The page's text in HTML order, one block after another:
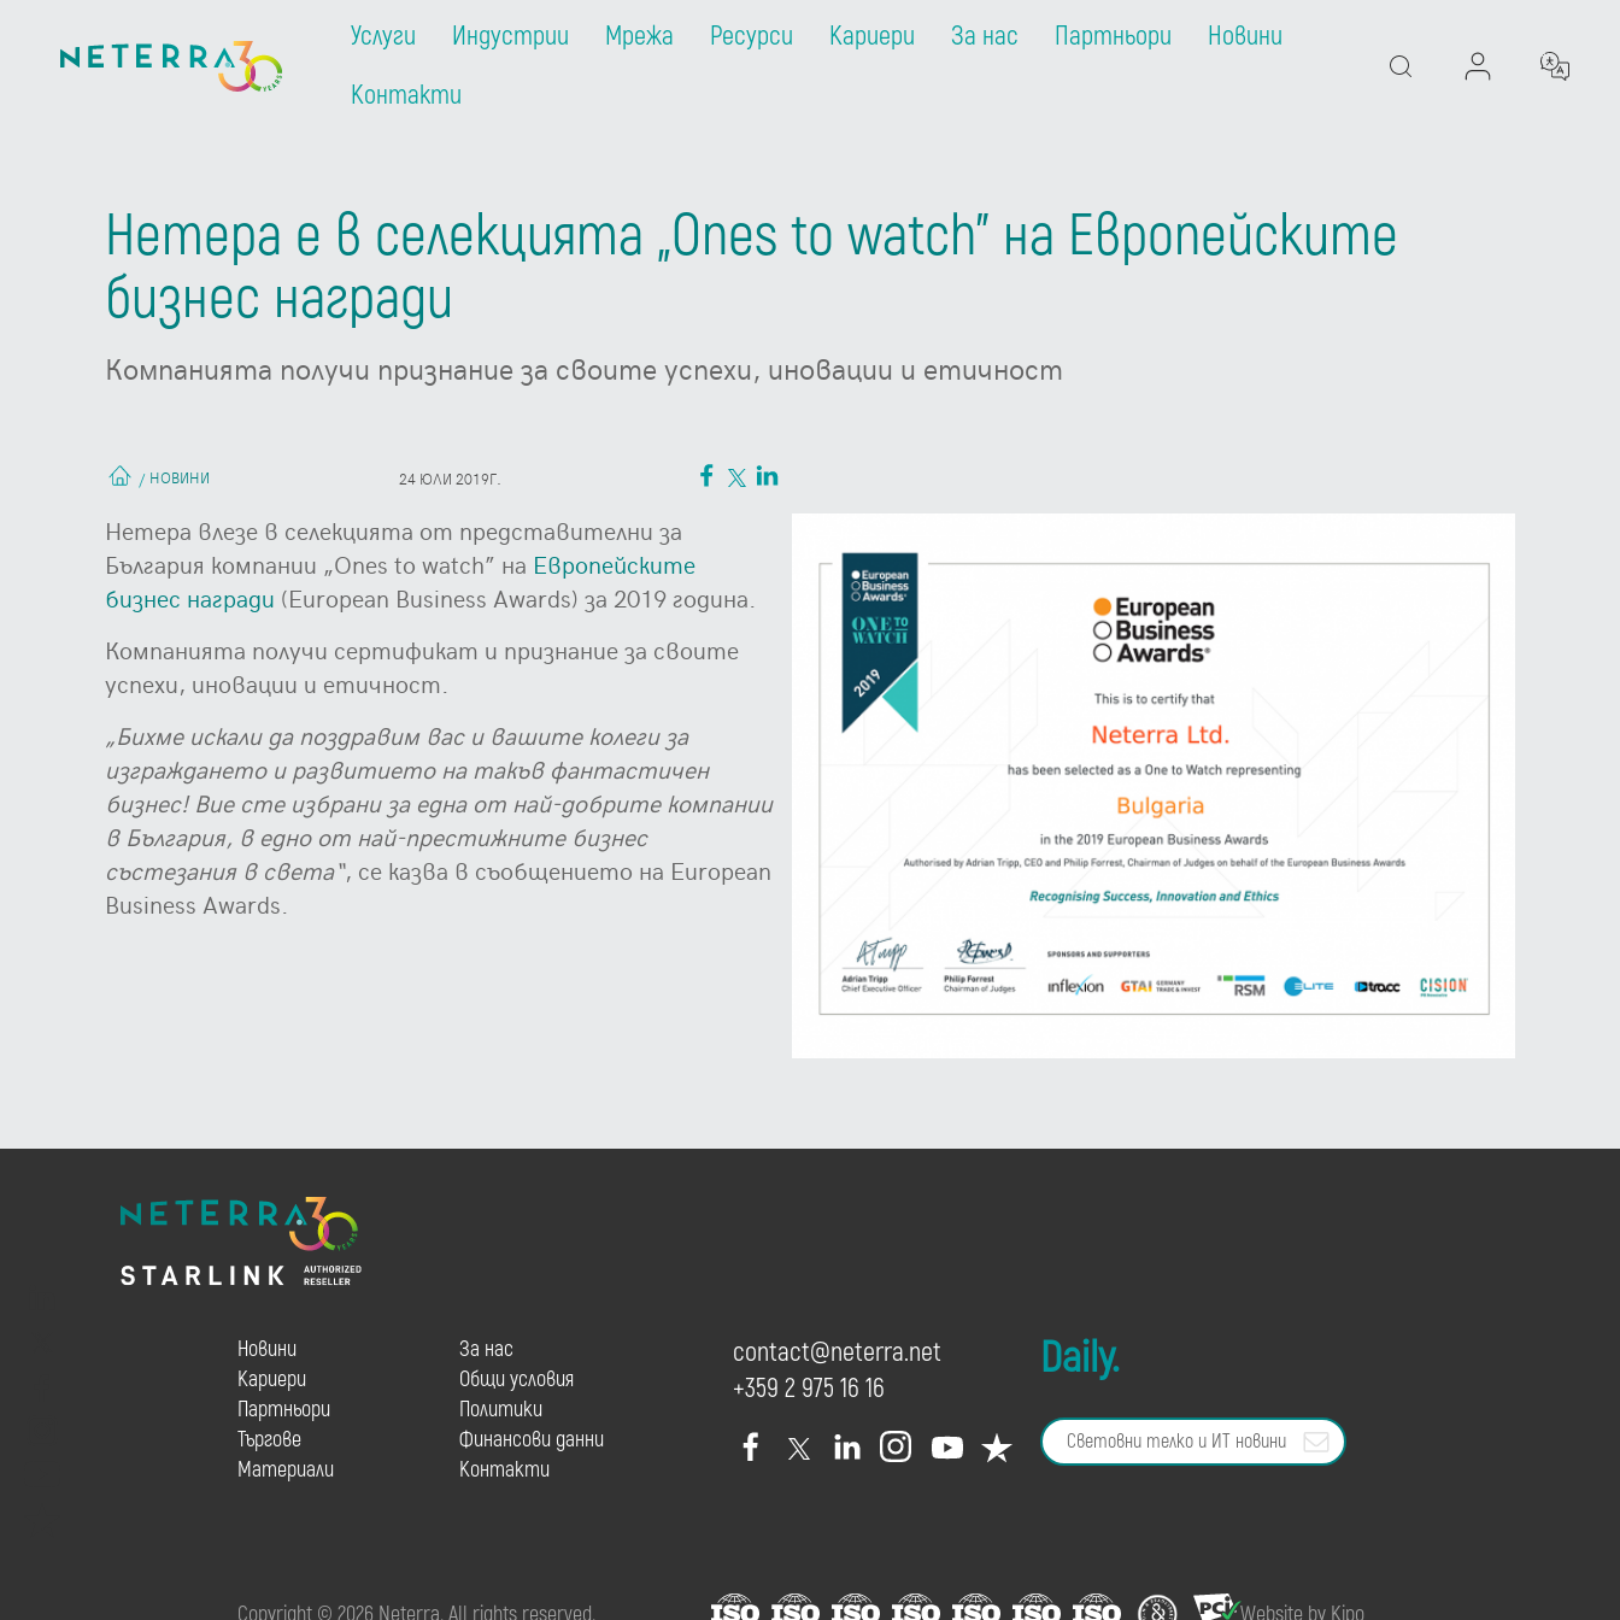
Услуги Индустрии Мрежа Ресурси Кариери За нас Партньори
Новини
Контакти
Нетера e в селекцията „Ones to watch” на Европейските
бизнес награди
Компанията получи признание за своите успехи, иновации и етичност
/ НОВИНИ 24 ЮЛИ 2019Г.
Нетера влезе в селекцията от представителни за
България компании „Ones to watch” на Европейските
бизнес награди (European Business Awards) за 2019 година.
Компанията получи сертификат и признание за своите
успехи, иновации и етичност.
„Бихме искали да поздравим вас и вашите колеги за
изграждането и развитието на такъв фантастичен
бизнес! Вие сте избрани за една от най-добрите компании
в България, в едно от най-престижните бизнес
състезания в света“, се казва в съобщението на European
Business Awards.
Новини
Кариери
Партньори
Търгове
Материали
За нас
Общи условия
Политики
Финансови данни
Контакти
contact@neterra.net
+359 2 975 16 16
Daily.
Website by Kipo